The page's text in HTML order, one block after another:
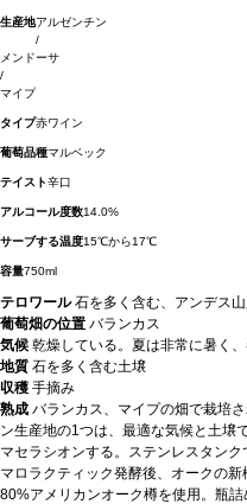
生産地アルゼンチン
/
メンドーサ
/
マイプ
タイプ赤ワイン
葡萄品種マルベック
テイスト辛口
アルコール度数14.0%
サーブする温度15℃から17℃
容量750ml
テロワール石を多く含む、アンデス
葡萄畑の位置 バランカス
気候 乾燥している。夏は非常に暑く
地質 石を多く含む土壌
収穫 手摘み
熟成 バランカス、マイプの畑で栽培
ン生産地の1つは、最適な気候と土壌
マセラシオンする。ステンレスタン
マロラクティック発酵後、オークの
80%アメリカンオーク樽を使用。瓶詰